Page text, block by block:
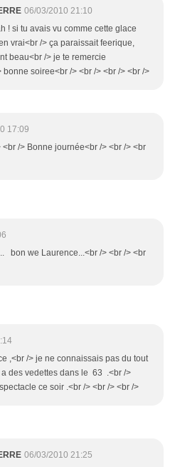
06/03/2010 21:10
! si tu avais vu comme cette glace
vrai<br /> ça paraissait feerique,
beau<br /> je te remercie
bonne soiree<br /> <br /> <br /> <br />
17:09
/> Bonne journée<br /> <br /> <br
bon we Laurence...<br /> <br /> <br
,<br /> je ne connaissais pas du tout
a des vedettes dans le 63 .<br />
ce soir .<br /> <br /> <br />
06/03/2010 21:25